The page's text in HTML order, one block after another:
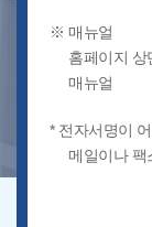
※ 매뉴얼
홈페이지 상
매뉴얼
* 전자서명이
메일이나 팩